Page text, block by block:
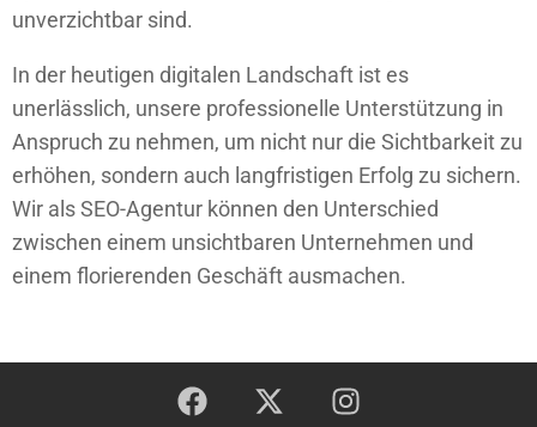
unverzichtbar sind.
In der heutigen digitalen Landschaft ist es
unerlässlich, unsere professionelle Unterstützung in
Anspruch zu nehmen, um nicht nur die Sichtbarkeit zu
erhöhen, sondern auch langfristigen Erfolg zu sichern.
Wir als SEO-Agentur können den Unterschied
zwischen einem unsichtbaren Unternehmen und
einem florierenden Geschäft ausmachen.